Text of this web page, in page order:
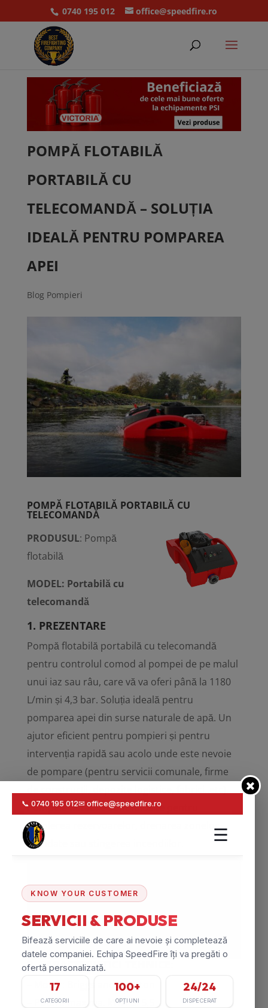
0740 195 012 office@speedfire.ro
POMPĂ FLOTABILĂ
PORTABILĂ CU
TELECOMANDĂ – SOLUȚIA
IDEALĂ PENTRU POMPAREA
APEI
Blog Pompieri
POMPĂ FLOTABILĂ PORTABILĂ CU
TELECOMANDĂ
PRODUSUL: Pompă
flotabilă
MODEL: Portabilă cu
telecomandă
1. PREZENTARE
Pompă flotabilă portabilă cu telecomandă
pentru controlul comod al pompei de pe malul
unui iaz sau râu, care vă va oferi până la 1180
L/min și 4,3 bar. Soluția ideală pentru
pomparea apei din surse naturale de apă. Un
ajutor eficient pentru pompieri și pentru
intervenția rapidă sau acolo unde este nevoie
de pompare (pentru servicii comunale, firme
de construcții, depozite logistice, fabrici..etc).
Pompele flotabile sunt folosite pentru
umplerea rezervoarelor, drenarea zonelor
inundate sau stingerea incendiilor.
2. CARACTERISTICI TEHNICE:
– Motor: Briggs and Stratton
– Putere maxima. kW/PS: 5,5